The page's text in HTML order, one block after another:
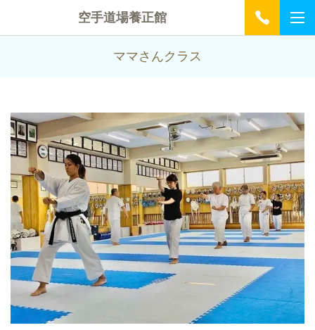
空手道場養正館
ママさんクラス